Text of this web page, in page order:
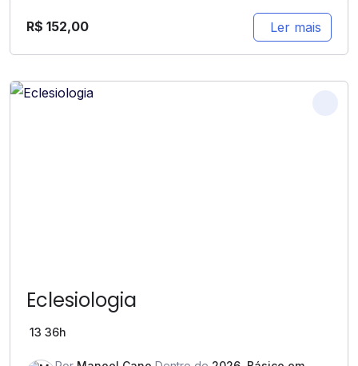
R$ 152,00 Ler mais
Eclesiologia
13 36h